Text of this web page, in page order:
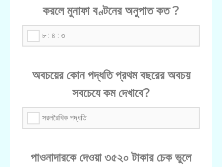
করলে মুনাফা বণ্টনের অনুপাত কত ?
৮ : ৪ : ৩
অবচয়ের কোন পদ্ধতি প্রথম বছরের অবচয়
সবচেযে কম দেখাবে?
সরলরৈখিক পদ্ধতি
পাওনাদারকে দেওয়া ৩৫২০ টাকার চেক ভুলে